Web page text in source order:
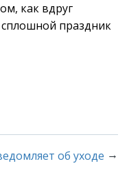
как вдруг
сплошной праздник
об уходе →